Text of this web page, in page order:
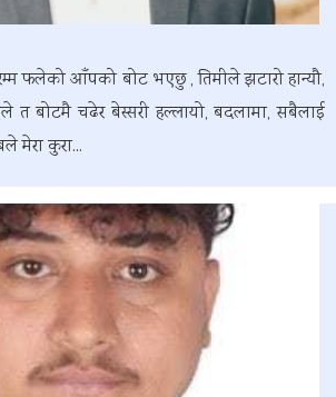
फलेको आँपको बोट भएछु , तिमीले झटारो हान्यौ,
त बोटमै चढेर बेस्सरी हल्लायो, बदलामा, सबैलाई
मेरा कुरा...